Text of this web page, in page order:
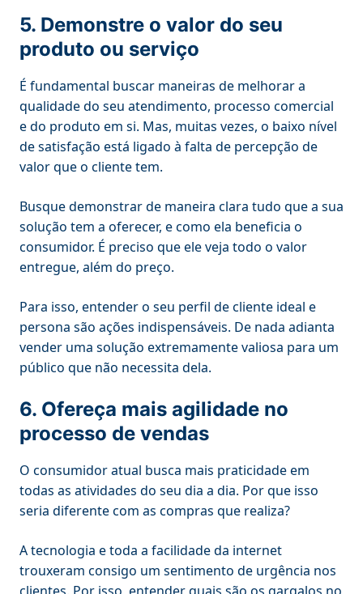
5. Demonstre o valor do seu
produto ou serviço
É fundamental buscar maneiras de melhorar a
qualidade do seu atendimento, processo comercial
e do produto em si. Mas, muitas vezes, o baixo nível
de satisfação está ligado à falta de percepção de
valor que o cliente tem.
Busque demonstrar de maneira clara tudo que a sua
solução tem a oferecer, e como ela beneficia o
consumidor. É preciso que ele veja todo o valor
entregue, além do preço.
Para isso, entender o seu perfil de cliente ideal e
persona são ações indispensáveis. De nada adianta
vender uma solução extremamente valiosa para um
público que não necessita dela.
6. Ofereça mais agilidade no
processo de vendas
O consumidor atual busca mais praticidade em
todas as atividades do seu dia a dia. Por que isso
seria diferente com as compras que realiza?
A tecnologia e toda a facilidade da internet
trouxeram consigo um sentimento de urgência nos